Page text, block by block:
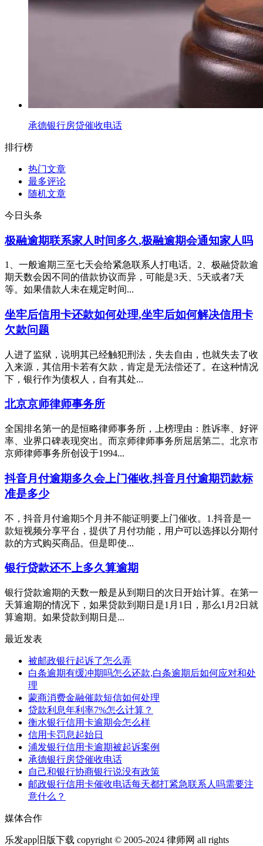
承德银行房贷催收电话
排行榜
热门文章
最多评论
随机文章
今日头条
极融逾期联系家人时间多久,极融逾期会通知家人吗
1、一般逾期三至七天会给紧急联系人打电话。2、极融贷款逾
期天数会因不同的借款协议而异，可能是3天、5天或者7天
等。如果借款人未在规定时间...
坐牢后信用卡还款如何处理,坐牢后如何解决信用卡
欠款问题
人进了监狱，说明其已经触犯刑法，失去自由，也就失去了收
入来源，其信用卡若有欠款，肯定是无法偿还了。在这种情况
下，银行作为债权人，自有其处...
北京京师律师事务所
全国排名第一的是恒略律师事务所，上榜理由：胜诉率、好评
率、业界口碑表现突出。而京师律师事务所屈居第二。北京市
京师律师事务所创设于1994...
抖音月付逾期多久会上门催收,抖音月付逾期罚款标
准是多少
不，抖音月付逾期5个月并不能证明要上门催收。1.抖音是一
款短视频分享平台，提供了月付功能，用户可以选择以分期付
款的方式购买商品。但是即使...
银行贷款还不上多久算逾期
银行贷款逾期的天数一般是从到期日的次日开始计算。在第一
天算逾期的情况下，如果贷款到期日是1月1日，那么1月2日就
算逾期。如果贷款到期日是...
最近发表
被邮政银行起诉了怎么弄
白条逾期有缓冲期吗怎么还款,白条逾期后如何应对和处
理
蒙商消费金融催款短信如何处理
贷款利息年利率7%怎么计算？
衡水银行信用卡逾期会怎么样
信用卡罚息起始日
浦发银行信用卡逾期被起诉案例
承德银行房贷催收电话
自己和银行协商银行说没有政策
邮政银行信用卡催收电话每天都打紧急联系人吗需要注
意什么？
媒体合作
乐发app旧版下载 copyright © 2005-2024 律师网 all rights